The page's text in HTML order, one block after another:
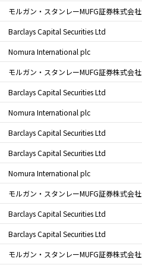
モルガン・スタンレーMUFG証券株式会社
Barclays Capital Securities Ltd
Nomura International plc
モルガン・スタンレーMUFG証券株式会社
Barclays Capital Securities Ltd
Nomura International plc
Barclays Capital Securities Ltd
Barclays Capital Securities Ltd
Nomura International plc
モルガン・スタンレーMUFG証券株式会社
Barclays Capital Securities Ltd
Barclays Capital Securities Ltd
モルガン・スタンレーMUFG証券株式会社